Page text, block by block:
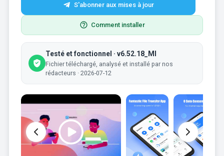
S'abonner aux mises à jour
Comment installer
Testé et fonctionnel · v6.52.18_MI
Fichier téléchargé, analysé et installé par nos
rédacteurs · 2026-07-12